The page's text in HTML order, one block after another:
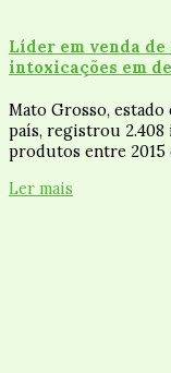
Líder em venda
intoxicações em
Mato Grosso,
país, registrou 2.408
produtos entre 2015
Ler mais